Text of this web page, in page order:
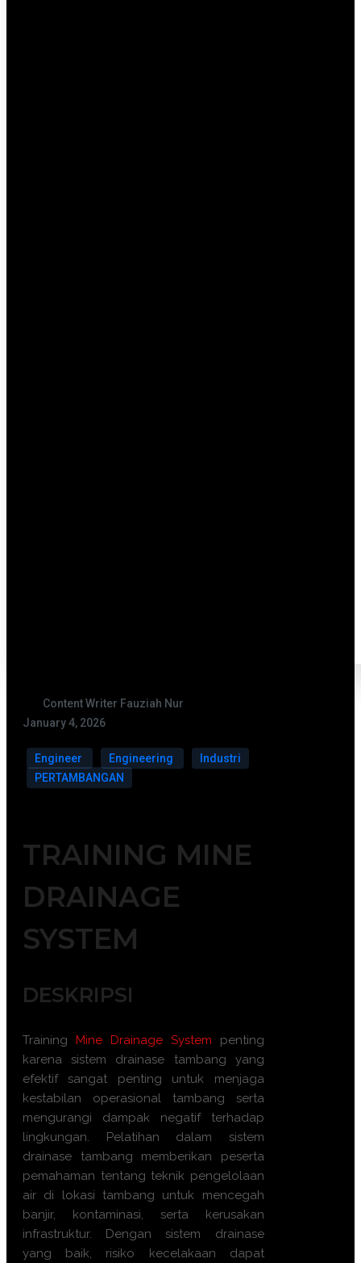
Content Writer Fauziah Nur
January 4, 2026
Engineer Engineering
Industri
PERTAMBANGAN
TRAINING MINE
DRAINAGE
SYSTEM
DESKRIPSI
Training Mine Drainage System penting
karena sistem drainase tambang yang
efektif sangat penting untuk menjaga
kestabilan operasional tambang serta
mengurangi dampak negatif terhadap
lingkungan. Pelatihan dalam sistem
drainase tambang memberikan peserta
pemahaman tentang teknik pengelolaan
air di lokasi tambang untuk mencegah
banjir, kontaminasi, serta kerusakan
infrastruktur. Dengan sistem drainase
yang baik, risiko kecelakaan dapat